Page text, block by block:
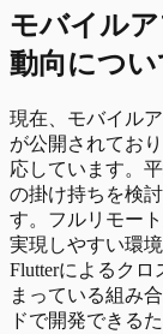
モバイル
動向につい
現在、モバイル
が公開されてお
応しています。
の掛け持ちを検
す。フルリモー
実現しやすい環
Flutterによるク
まっている組み
ドで開発できる